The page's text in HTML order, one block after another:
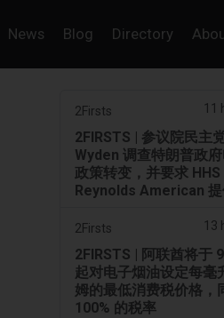
News Blog Directory
2Firsts 11
2FIRSTS | 参议院民主
Wyden 调查特朗普政府
政策转变，并要求 HHS
Reynolds American
2Firsts 13
2FIRSTS | 阿联酋将于
起对电子烟油设定每毫
姆的最低消费税价格，
100% 的税率